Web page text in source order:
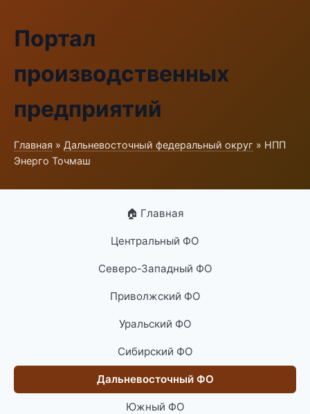
Портал
производственных
предприятий
Главная » Дальневосточный федеральный округ » НПП
Энерго Точмаш
🏠 Главная
Центральный ФО
Северо-Западный ФО
Приволжский ФО
Уральский ФО
Сибирский ФО
Дальневосточный ФО
Южный ФО